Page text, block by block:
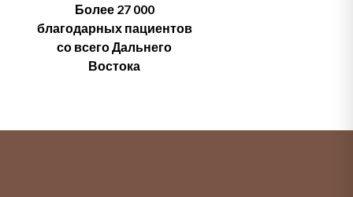
Более 27 000
благодарных пациентов
со всего Дальнего
Востока